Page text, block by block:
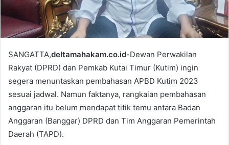
SANGATTA,deltamahakam.co.id-Dewan Perwakilan
Rakyat (DPRD) dan Pemkab Kutai Timur (Kutim) ingin
segera menuntaskan pembahasan APBD Kutim 2023
sesuai jadwal. Namun faktanya, rangkaian pembahasan
anggaran itu belum mendapat titik temu antara Badan
Anggaran (Banggar) DPRD dan Tim Anggaran Pemerintah
Daerah (TAPD).